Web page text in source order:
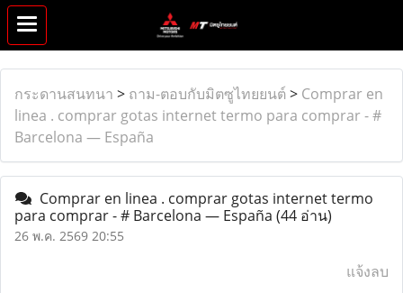
กระดานสนทนา > ถาม-ตอบกับมิตซูไทยยนต์ > Comprar en
linea . comprar gotas internet termo para comprar - #
Barcelona — España
Comprar en linea . comprar gotas internet termo
para comprar - # Barcelona — España (44 อ่าน)
26 พ.ค. 2569 20:55
แจ้งลบ